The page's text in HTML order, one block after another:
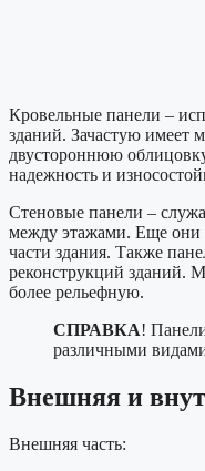
Кровельные панели –
зданий. Зачастую имеет
двустороннюю
надежность и
Стеновые панели –
между этажами. Еще они
части здания. Также
реконструкций зданий.
более рельефную.
СПРАВКА!
различными
Внешняя и
Внешняя часть: